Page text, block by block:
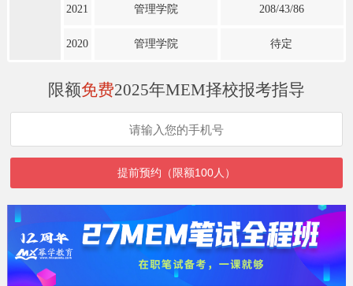
2021 管理学院 208/43/86
2020 管理学院 待定
限额免费2025年MEM择校报考指导